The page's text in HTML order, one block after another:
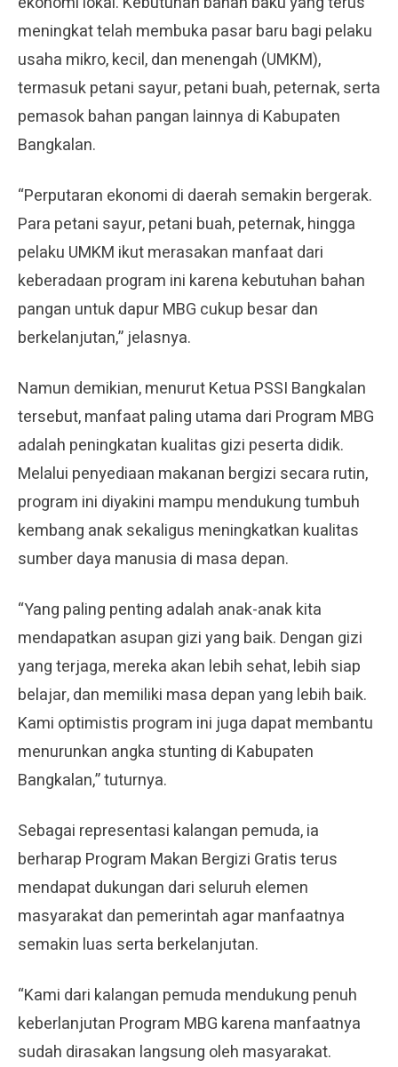
meningkat telah membuka pasar baru bagi pelaku
usaha mikro, kecil, dan menengah (UMKM),
termasuk petani sayur, petani buah, peternak, serta
pemasok bahan pangan lainnya di Kabupaten
Bangkalan.
“Perputaran ekonomi di daerah semakin bergerak.
Para petani sayur, petani buah, peternak, hingga
pelaku UMKM ikut merasakan manfaat dari
keberadaan program ini karena kebutuhan bahan
pangan untuk dapur MBG cukup besar dan
berkelanjutan,” jelasnya.
Namun demikian, menurut Ketua PSSI Bangkalan
tersebut, manfaat paling utama dari Program MBG
adalah peningkatan kualitas gizi peserta didik.
Melalui penyediaan makanan bergizi secara rutin,
program ini diyakini mampu mendukung tumbuh
kembang anak sekaligus meningkatkan kualitas
sumber daya manusia di masa depan.
“Yang paling penting adalah anak-anak kita
mendapatkan asupan gizi yang baik. Dengan gizi
yang terjaga, mereka akan lebih sehat, lebih siap
belajar, dan memiliki masa depan yang lebih baik.
Kami optimistis program ini juga dapat membantu
menurunkan angka stunting di Kabupaten
Bangkalan,” tuturnya.
Sebagai representasi kalangan pemuda, ia
berharap Program Makan Bergizi Gratis terus
mendapat dukungan dari seluruh elemen
masyarakat dan pemerintah agar manfaatnya
semakin luas serta berkelanjutan.
“Kami dari kalangan pemuda mendukung penuh
keberlanjutan Program MBG karena manfaatnya
sudah dirasakan langsung oleh masyarakat.